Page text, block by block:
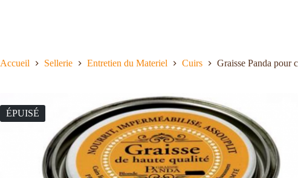
Accueil Sellerie Entretien du Materiel Cuirs Graisse Panda pour
ÉPUISÉ